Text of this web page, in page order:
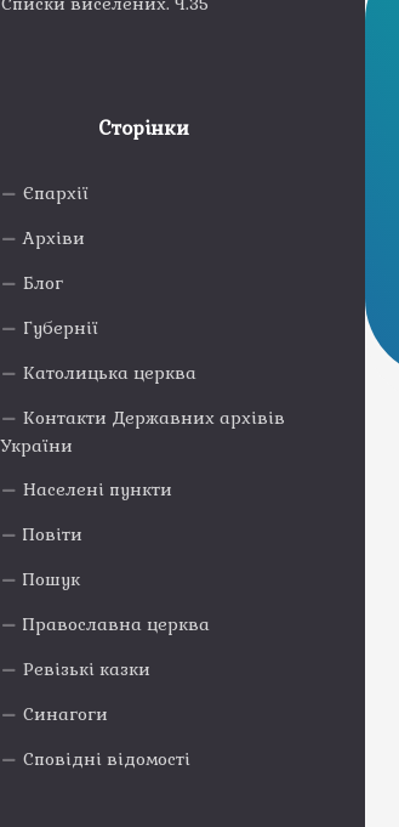
Сторінки
Єпархії
Архіви
Блог
Губернії
Католицька церква
Контакти Державних архівів
України
Населені пункти
Повіти
Пошук
Православна церква
Ревізькі казки
Синагоги
Сповідні відомості